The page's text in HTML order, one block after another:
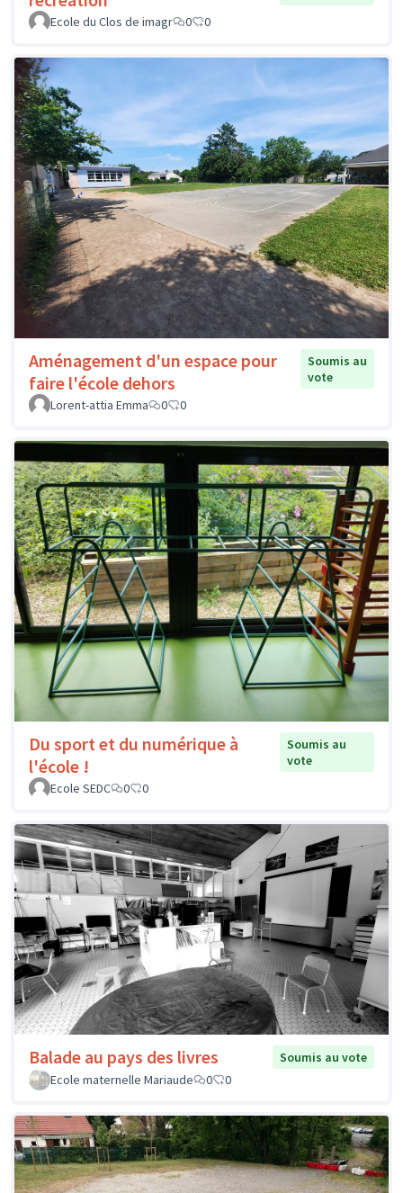
Ecole du Clos de imagr
0 0
Aménagement d'un espace pour
faire l'école dehors
Soumis au
vote
Lorent-attia Emma
0 0
Du sport et du numérique à
l'école !
Soumis au
vote
Ecole SEDC
0 0
Balade au pays des livres
Soumis au vote
Ecole maternelle Mariaude
0 0